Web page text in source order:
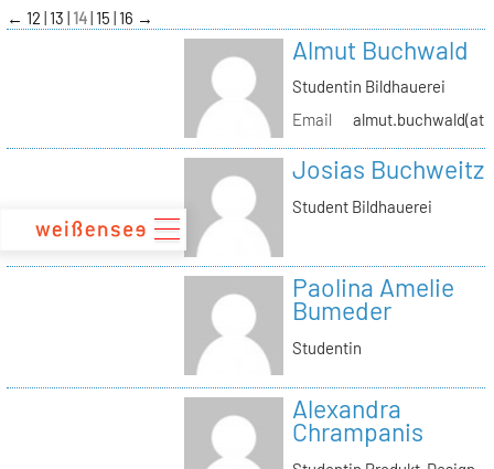
zum
Inhalt
← 12 13 14 15 16 →
Almut Buchwald
Studentin Bildhauerei
Email
Josias Buchweitz
Student Bildhauerei
Paolina Amelie
Bumeder
Studentin
Alexandra
Chrampanis